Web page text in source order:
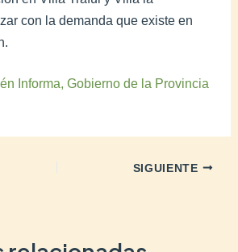
con la demanda que existe en
Informa, Gobierno de la Provincia
SIGUIENTE